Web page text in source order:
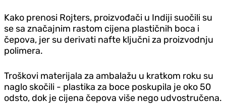
Kako prenosi Rojters, proizvođači u Indiji suočili su
se sa značajnim rastom cijena plastičnih boca i
čepova, jer su derivati nafte ključni za proizvodnju
polimera.
Troškovi materijala za ambalažu u kratkom roku su
naglo skočili - plastika za boce poskupila je oko 50
odsto, dok je cijena čepova više nego udvostručena.